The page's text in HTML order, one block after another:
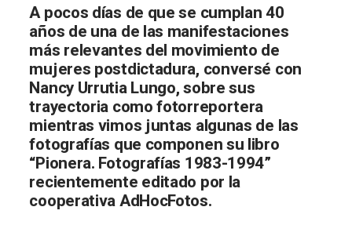
A pocos días de que se cumplan 40
años de una de las manifestaciones
más relevantes del movimiento de
mujeres postdictadura, conversé con
Nancy Urrutia Lungo, sobre sus
trayectoria como fotorreportera
mientras vimos juntas algunas de las
fotografías que componen su libro
“Pionera. Fotografías 1983-1994”
recientemente editado por la
cooperativa AdHocFotos.